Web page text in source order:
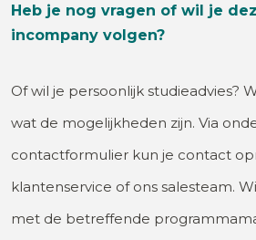
Heb je nog vragen of wil je
incompany volgen?
Of wil je persoonlijk studieadvies?
wat de mogelijkheden zijn. Via
contactformulier kun je contact
klantenservice of ons salesteam.
met de betreffende